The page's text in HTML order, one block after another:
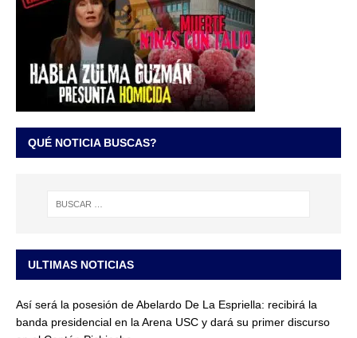
QUÉ NOTICIA BUSCAS?
ULTIMAS NOTICIAS
Así será la posesión de Abelardo De La Espriella: recibirá la
banda presidencial en la Arena USC y dará su primer discurso